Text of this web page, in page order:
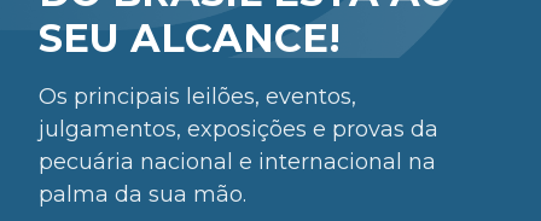
SEU ALCANCE!
Os principais leilões, eventos,
julgamentos, exposições e provas da
pecuária nacional e internacional na
palma da sua mão.